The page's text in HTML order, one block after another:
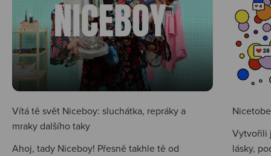
Vítá tě svět Niceboy: sluchátka, repráky a
mraky dalšího taky
Ahoj, tady Niceboy! Přesně takhle tě od
Vytvořili
lásky,